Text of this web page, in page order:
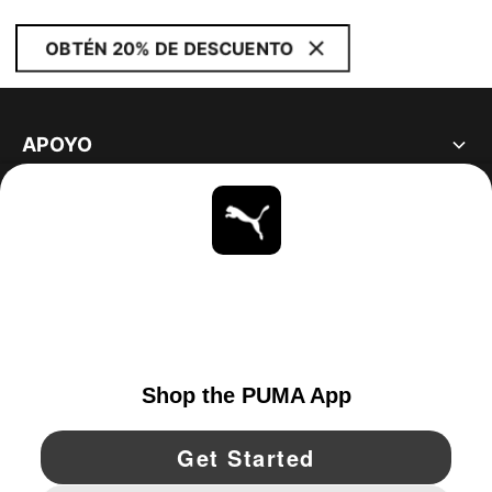
OBTÉN 20% DE DESCUENTO
APOYO
YouTube Twitter Pinterest